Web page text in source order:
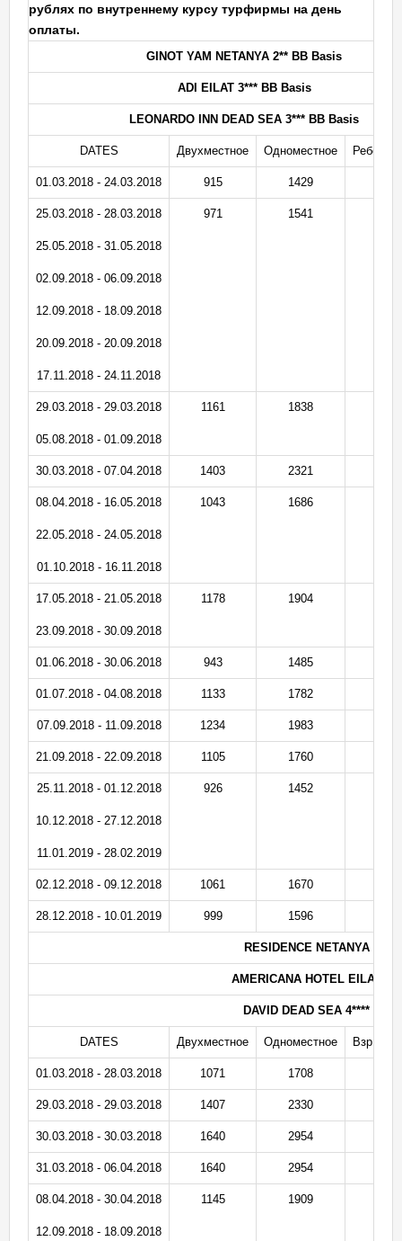
рублях по внутреннему курсу турфирмы на день
оплаты.
GINOT YAM NETANYA 2** BB Basis
ADI EILAT 3*** BB Basis
LEONARDO INN DEAD SEA 3*** BB Basis
DATES Двухместное Одноместное Ребенок
01.03.2018 - 24.03.2018 915 1429
25.03.2018 - 28.03.2018
25.05.2018 - 31.05.2018
02.09.2018 - 06.09.2018
12.09.2018 - 18.09.2018
20.09.2018 - 20.09.2018
17.11.2018 - 24.11.2018
971 1541
29.03.2018 - 29.03.2018
05.08.2018 - 01.09.2018
1161 1838
30.03.2018 - 07.04.2018 1403 2321
08.04.2018 - 16.05.2018
22.05.2018 - 24.05.2018
01.10.2018 - 16.11.2018
1043 1686
17.05.2018 - 21.05.2018
23.09.2018 - 30.09.2018
1178 1904
01.06.2018 - 30.06.2018 943 1485
01.07.2018 - 04.08.2018 1133 1782
07.09.2018 - 11.09.2018 1234 1983
21.09.2018 - 22.09.2018 1105 1760
25.11.2018 - 01.12.2018
10.12.2018 - 27.12.2018
11.01.2019 - 28.02.2019
926 1452
02.12.2018 - 09.12.2018 1061 1670
28.12.2018 - 10.01.2019 999 1596
RESIDENCE NETANYA BB
AMERICANA HOTEL EILAT
DAVID DEAD SEA 4**** BB
DATES Двухместное Одноместное Взр. на
01.03.2018 - 28.03.2018 1071 1708
29.03.2018 - 29.03.2018 1407 2330
30.03.2018 - 30.03.2018 1640 2954
31.03.2018 - 06.04.2018 1640 2954
08.04.2018 - 30.04.2018
12.09.2018 - 18.09.2018
1145 1909